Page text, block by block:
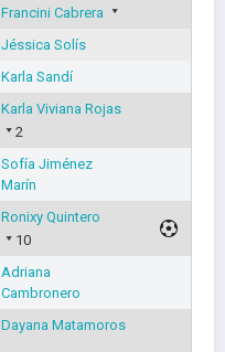
Francini Cabrera
Jéssica Solís
Karla Sandí
Karla Viviana Rojas
2
Sofía Jiménez
Marín
Ronixy Quintero
10
Adriana
Cambronero
Dayana Matamoros